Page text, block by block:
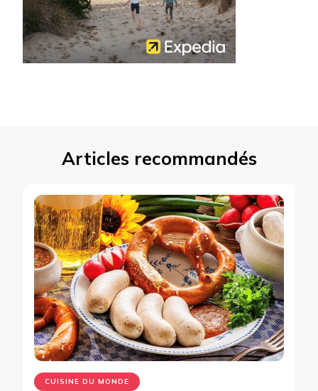
Articles recommandés
CUISINE DU MONDE